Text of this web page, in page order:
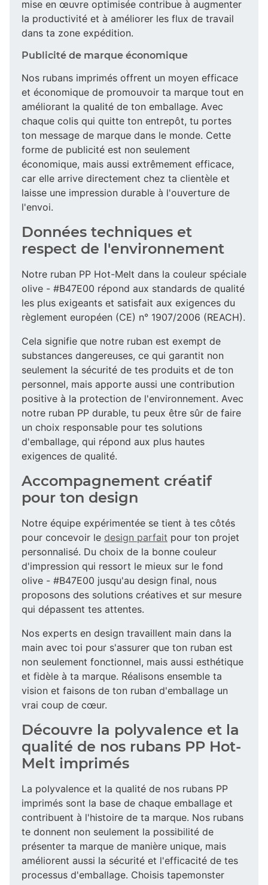
mise en œuvre optimisée contribue à augmenter
la productivité et à améliorer les flux de travail
dans ta zone expédition.
Publicité de marque économique
Nos rubans imprimés offrent un moyen efficace
et économique de promouvoir ta marque tout en
améliorant la qualité de ton emballage. Avec
chaque colis qui quitte ton entrepôt, tu portes
ton message de marque dans le monde. Cette
forme de publicité est non seulement
économique, mais aussi extrêmement efficace,
car elle arrive directement chez ta clientèle et
laisse une impression durable à l'ouverture de
l'envoi.
Données techniques et
respect de l'environnement
Notre ruban PP Hot-Melt dans la couleur spéciale
olive - #B47E00 répond aux standards de qualité
les plus exigeants et satisfait aux exigences du
règlement européen (CE) n° 1907/2006 (REACH).
Cela signifie que notre ruban est exempt de
substances dangereuses, ce qui garantit non
seulement la sécurité de tes produits et de ton
personnel, mais apporte aussi une contribution
positive à la protection de l'environnement. Avec
notre ruban PP durable, tu peux être sûr de faire
un choix responsable pour tes solutions
d'emballage, qui répond aux plus hautes
exigences de qualité.
Accompagnement créatif
pour ton design
Notre équipe expérimentée se tient à tes côtés
pour concevoir le design parfait pour ton projet
personnalisé. Du choix de la bonne couleur
d'impression qui ressort le mieux sur le fond
olive - #B47E00 jusqu'au design final, nous
proposons des solutions créatives et sur mesure
qui dépassent tes attentes.
Nos experts en design travaillent main dans la
main avec toi pour s'assurer que ton ruban est
non seulement fonctionnel, mais aussi esthétique
et fidèle à ta marque. Réalisons ensemble ta
vision et faisons de ton ruban d'emballage un
vrai coup de cœur.
Découvre la polyvalence et la
qualité de nos rubans PP Hot-
Melt imprimés
La polyvalence et la qualité de nos rubans PP
imprimés sont la base de chaque emballage et
contribuent à l'histoire de ta marque. Nos rubans
te donnent non seulement la possibilité de
présenter ta marque de manière unique, mais
améliorent aussi la sécurité et l'efficacité de tes
processus d'emballage. Choisis tapemonster